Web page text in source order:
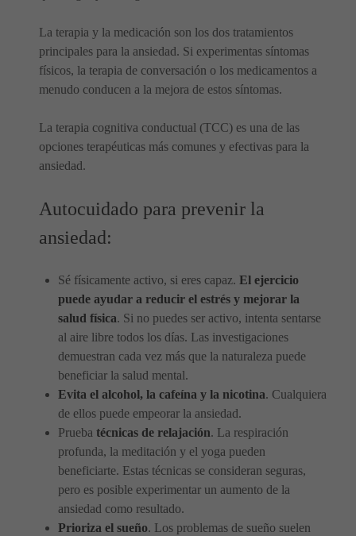
La terapia y la medicación son los dos tratamientos
principales para la ansiedad. Si experimentas síntomas
físicos, la terapia de conversación o los medicamentos a
menudo conducen a la mejora de estos síntomas.
La terapia cognitiva conductual (TCC) es una de las
opciones terapéuticas más comunes y efectivas para la
ansiedad.
Autocuidado para prevenir la
ansiedad:
Sé físicamente activo, si eres capaz. El ejercicio
puede ayudar a reducir el estrés y mejorar la
salud física. Si no puedes ser activo, intenta sentarse
al aire libre todos los días. Las investigaciones
demuestran cada vez más que la naturaleza puede
beneficiar la salud mental.
Evita el alcohol, la cafeína y la nicotina. Cualquiera
de ellos puede empeorar la ansiedad.
Prueba técnicas de relajación. La respiración
profunda, la meditación y el yoga pueden
beneficiarte. Estas técnicas se consideran seguras,
pero es posible experimentar un aumento de la
ansiedad como resultado.
Prioriza el sueño. Los problemas de sueño suelen